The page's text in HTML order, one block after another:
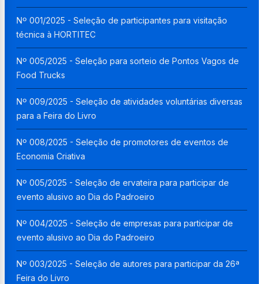
Nº 001/2025 - Seleção de participantes para visitação
técnica à HORTITEC
Nº 005/2025 - Seleção para sorteio de Pontos Vagos de
Food Trucks
Nº 009/2025 - Seleção de atividades voluntárias diversas
para a Feira do Livro
Nº 008/2025 - Seleção de promotores de eventos de
Economia Criativa
Nº 005/2025 - Seleção de ervateira para participar de
evento alusivo ao Dia do Padroeiro
Nº 004/2025 - Seleção de empresas para participar de
evento alusivo ao Dia do Padroeiro
Nº 003/2025 - Seleção de autores para participar da 26ª
Feira do Livro